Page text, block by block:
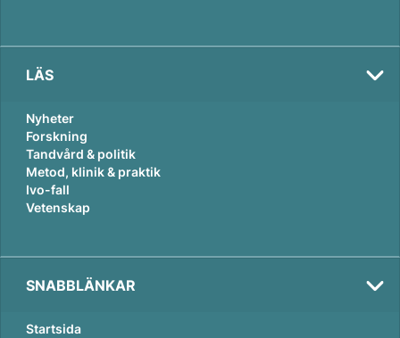
LÄS
Nyheter
Forskning
Tandvård & politik
Metod, klinik & praktik
Ivo-fall
Vetenskap
SNABBLÄNKAR
Startsida